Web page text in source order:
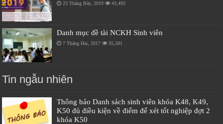
23 Tháng Bảy, 2019 43,492
Danh mục đề tài NCKH Sinh viên
7 Tháng Hai, 2017 35,581
Tin ngẫu nhiên
Thông báo Danh sách sinh viên khóa K48, K49,
K50 đủ điều kiện về điểm để xét tốt nghiệp đợt 2
khóa K50